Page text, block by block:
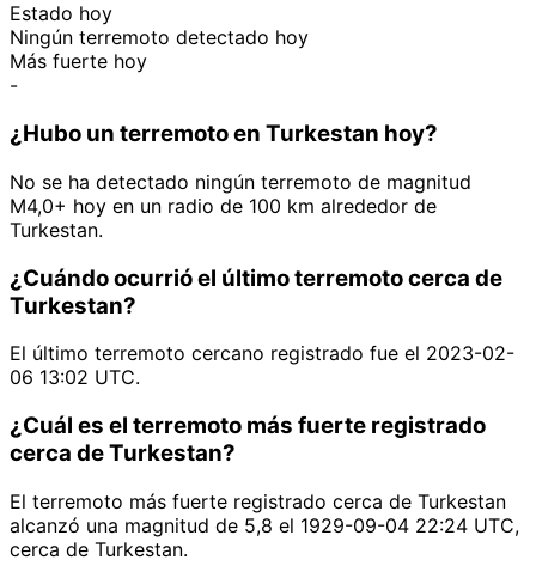
Estado hoy
Ningún terremoto detectado hoy
Más fuerte hoy
-
¿Hubo un terremoto en Turkestan hoy?
No se ha detectado ningún terremoto de magnitud
M4,0+ hoy en un radio de 100 km alrededor de
Turkestan.
¿Cuándo ocurrió el último terremoto cerca de
Turkestan?
El último terremoto cercano registrado fue el 2023-02-
06 13:02 UTC.
¿Cuál es el terremoto más fuerte registrado
cerca de Turkestan?
El terremoto más fuerte registrado cerca de Turkestan
alcanzó una magnitud de 5,8 el 1929-09-04 22:24 UTC,
cerca de Turkestan.